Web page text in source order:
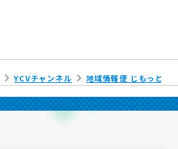
YCVチャンネル 地域情報便 じもっと!!